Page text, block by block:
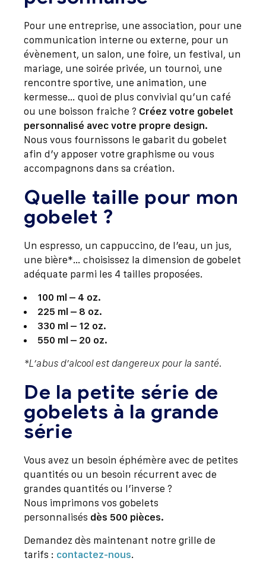
Pour une entreprise, une association, pour une
communication interne ou externe, pour un
évènement, un salon, une foire, un festival, un
mariage, une soirée privée, un tournoi, une
rencontre sportive, une animation, une
kermesse… quoi de plus convivial qu’un café
ou une boisson fraiche ? Créez votre gobelet
personnalisé avec votre propre design.
Nous vous fournissons le gabarit du gobelet
afin d’y apposer votre graphisme ou vous
accompagnons dans sa création.
Quelle taille pour mon
gobelet ?
Un espresso, un cappuccino, de l’eau, un jus,
une bière*… choisissez la dimension de gobelet
adéquate parmi les 4 tailles proposées.
100 ml – 4 oz.
225 ml – 8 oz.
330 ml – 12 oz.
550 ml – 20 oz.
*L’abus d’alcool est dangereux pour la santé.
De la petite série de
gobelets à la grande
série
Vous avez un besoin éphémère avec de petites
quantités ou un besoin récurrent avec de
grandes quantités ou l’inverse ?
Nous imprimons vos gobelets
personnalisés dès 500 pièces.
Demandez dès maintenant notre grille de
tarifs : contactez-nous.